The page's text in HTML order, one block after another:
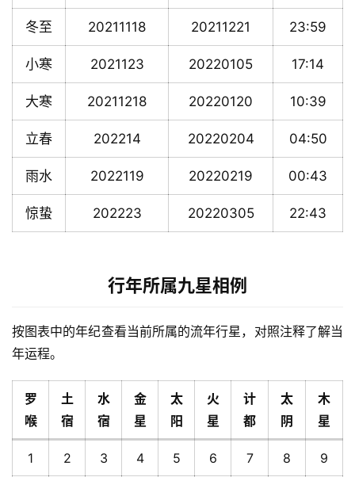
冬至 20211118 20211221 23:59
小寒 2021123 20220105 17:14
大寒 20211218 20220120 10:39
立春 202214 20220204 04:50
雨水 2022119 20220219 00:43
惊蛰 202223 20220305 22:43
行年所属九星相例
按图表中的年纪查看当前所属的流年行星，对照注释了解当
年运程。
罗
喉
土
宿
水
宿
金
星
太
阳
火
星
计
都
太
阴
木
星
1 2 3 4 5 6 7 8 9